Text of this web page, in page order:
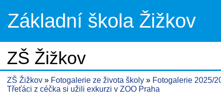
Základní škola Žižkov
ZŠ Žižkov
ZŠ Žižkov Fotogalerie ze života školy
Fotogalerie 2025/
Třeťáci z céčka si užili exkurzi v ZOO Praha